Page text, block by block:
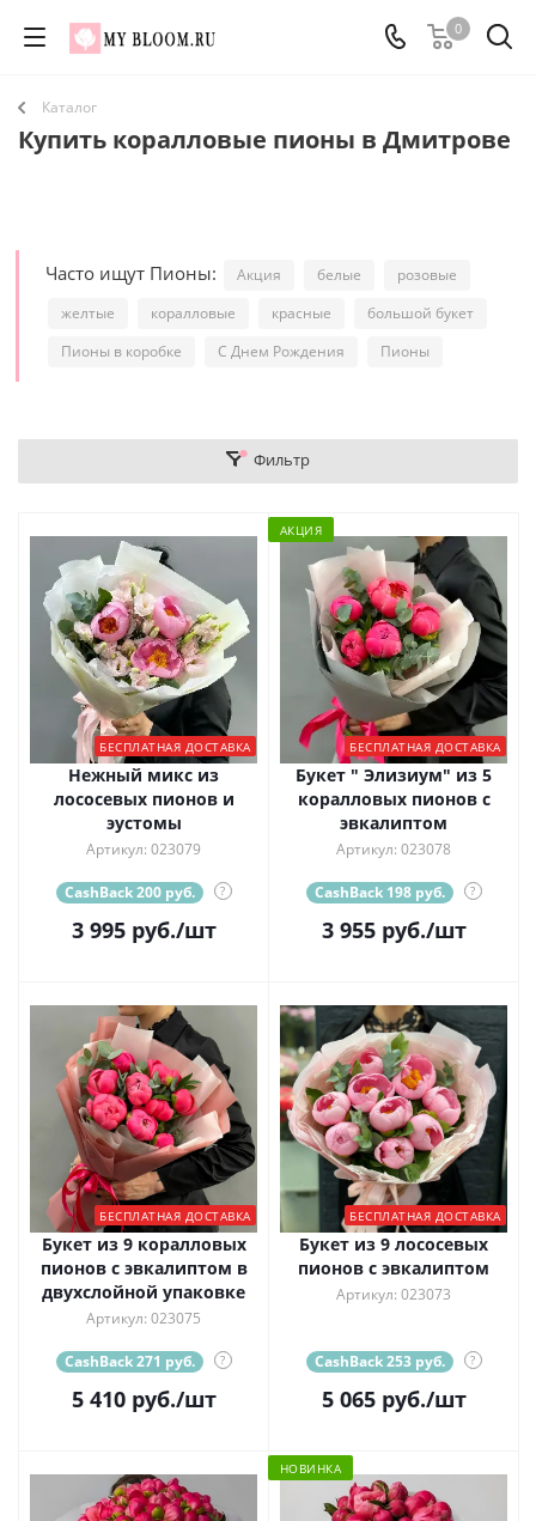
0
Каталог
Купить коралловые пионы в Дмитрове
Часто ищут Пионы: Акция белые
розовые
желтые
коралловые красные
большой букет
Пионы в коробке
С Днем Рождения Пионы
Фильтр
БЕСПЛАТНАЯ ДОСТАВКА
Нежный микс из
лососевых пионов и
эустомы
Артикул: 023079
CashBack 200 руб. ?
3 995руб./шт
АКЦИЯ
БЕСПЛАТНАЯ ДОСТАВКА
Букет " Элизиум" из 5
коралловых пионов с
эвкалиптом
Артикул: 023078
CashBack 198 руб. ?
3 955руб./шт
БЕСПЛАТНАЯ ДОСТАВКА
Букет из 9 коралловых
пионов с эвкалиптом в
двухслойной упаковке
Артикул: 023075
CashBack 271 руб. ?
5 410руб./шт
БЕСПЛАТНАЯ ДОСТАВКА
Букет из 9 лососевых
пионов с эвкалиптом
Артикул: 023073
CashBack 253 руб. ?
5 065руб./шт
НОВИНКА